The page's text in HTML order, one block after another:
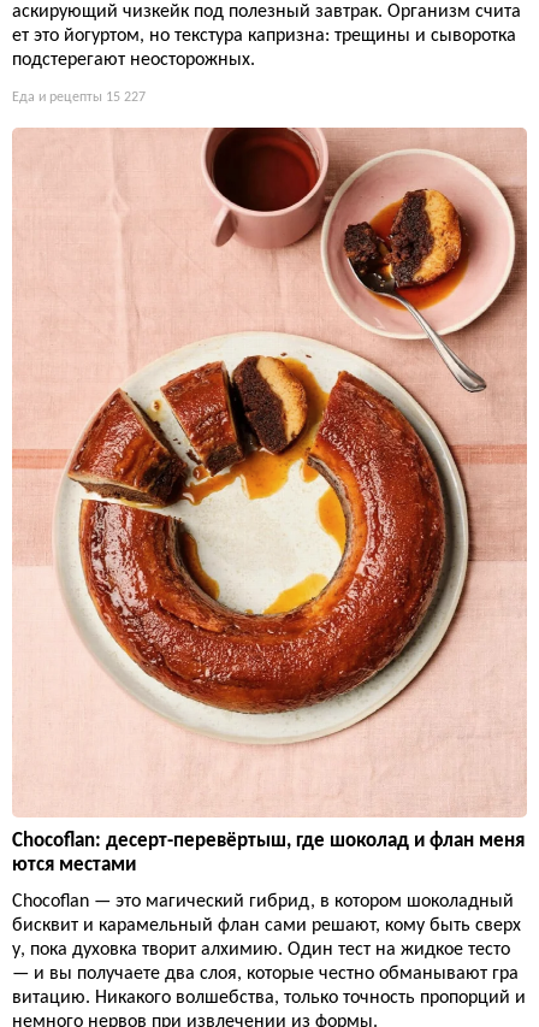
аскирующий чизкейк под полезный завтрак. Организм счита
ет это йогуртом, но текстура капризна: трещины и сыворотка
подстерегают неосторожных.
Еда и рецепты 15 227
Chocoflan: десерт-перевёртыш, где шоколад и флан меня
ются местами
Chocoflan — это магический гибрид, в котором шоколадный
бисквит и карамельный флан сами решают, кому быть сверх
у, пока духовка творит алхимию. Один тест на жидкое тесто
— и вы получаете два слоя, которые честно обманывают гра
витацию. Никакого волшебства, только точность пропорций и
немного нервов при извлечении из формы.